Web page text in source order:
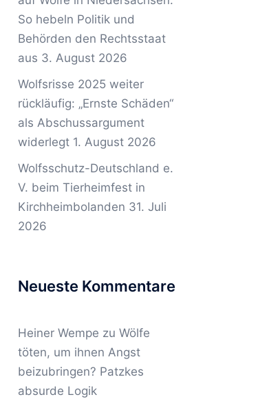
So hebeln Politik und
Behörden den Rechtsstaat
aus 3. August 2026
Wolfsrisse 2025 weiter
rückläufig: „Ernste Schäden“
als Abschussargument
widerlegt 1. August 2026
Wolfsschutz-Deutschland e.
V. beim Tierheimfest in
Kirchheimbolanden 31. Juli
2026
Neueste Kommentare
Heiner Wempe zu Wölfe
töten, um ihnen Angst
beizubringen? Patzkes
absurde Logik